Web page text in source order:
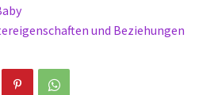
und Beziehungen